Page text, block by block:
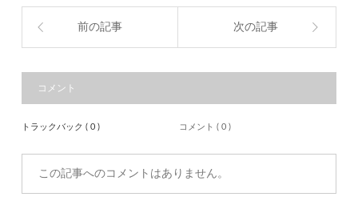
前の記事 次の記事
コメント
トラックバック ( 0 ) コメント ( 0 )
この記事へのコメントはありません。